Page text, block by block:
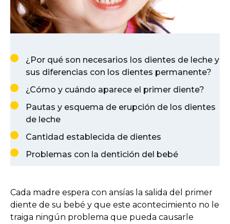
¿Por qué son necesarios los dientes de leche y
sus diferencias con los dientes permanente?
¿Cómo y cuándo aparece el primer diente?
Pautas y esquema de erupción de los dientes
de leche
Cantidad establecida de dientes
Problemas con la dentición del bebé
Cada madre espera con ansías la salida del primer
diente de su bebé y que este acontecimiento no le
traiga ningún problema que pueda causarle